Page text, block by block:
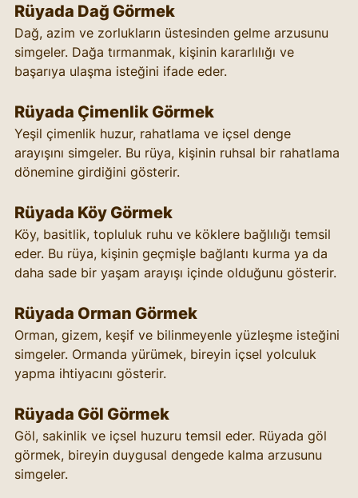
Rüyada Dağ Görmek
Dağ, azim ve zorlukların üstesinden gelme arzusunu
simgeler. Dağa tırmanmak, kişinin kararlılığı ve
başarıya ulaşma isteğini ifade eder.
Rüyada Çimenlik Görmek
Yeşil çimenlik huzur, rahatlama ve içsel denge
arayışını simgeler. Bu rüya, kişinin ruhsal bir rahatlama
dönemine girdiğini gösterir.
Rüyada Köy Görmek
Köy, basitlik, topluluk ruhu ve köklere bağlılığı temsil
eder. Bu rüya, kişinin geçmişle bağlantı kurma ya da
daha sade bir yaşam arayışı içinde olduğunu gösterir.
Rüyada Orman Görmek
Orman, gizem, keşif ve bilinmeyenle yüzleşme isteğini
simgeler. Ormanda yürümek, bireyin içsel yolculuk
yapma ihtiyacını gösterir.
Rüyada Göl Görmek
Göl, sakinlik ve içsel huzuru temsil eder. Rüyada göl
görmek, bireyin duygusal dengede kalma arzusunu
simgeler.